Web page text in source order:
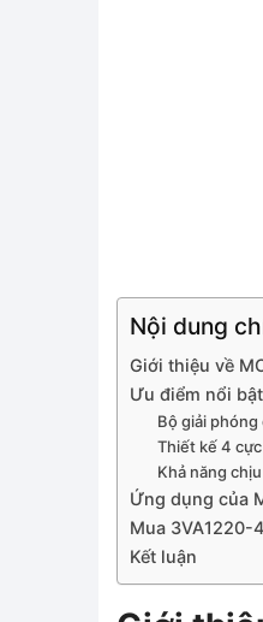
Nội dung
Giới thiệu về
Ưu điểm nổi
Bộ giải
Thiết kế 4
Khả năng
Ứng dụng của
Mua 3VA1220-
Kết luận